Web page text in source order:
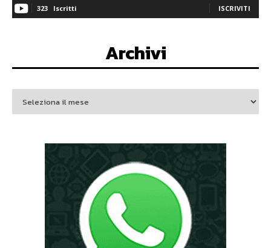
323 Iscritti ISCRIVITI
Archivi